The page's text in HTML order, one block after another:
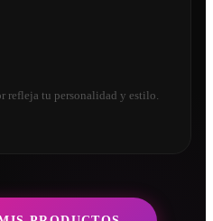
refleja tu personalidad y estilo.